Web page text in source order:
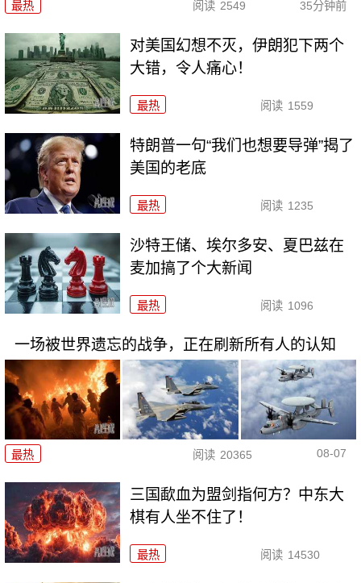
最热 阅读 2549 35分钟前
对美国幻想不灭，伊朗犯下两个
大错，令人痛心！
最热 阅读 1559
特朗普一句“我们也想要导弹”揭了
美国的老底
最热 阅读 1235
沙特王储、埃尔多安、夏巴兹在
麦加搞了个大新闻
最热 阅读 1096
一场被世界遗忘的战争，正在刷新所有人的认知
最热 阅读 20365 08-07
三国歃血为盟剑指何方？中东大
棋有人坐不住了！
最热 阅读 14530